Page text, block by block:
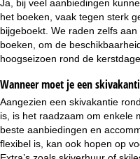
Ja, bij veel aanbiedingen
het boeken, vaak tegen sterk
bijgeboekt. We raden zelfs
boeken, om de
hoogseizoen rond de
Wanneer moet je een
Aangezien een skivakantie
is, is het raadzaam om enkele
beste aanbiedingen en
flexibel is, kan ook hopen op